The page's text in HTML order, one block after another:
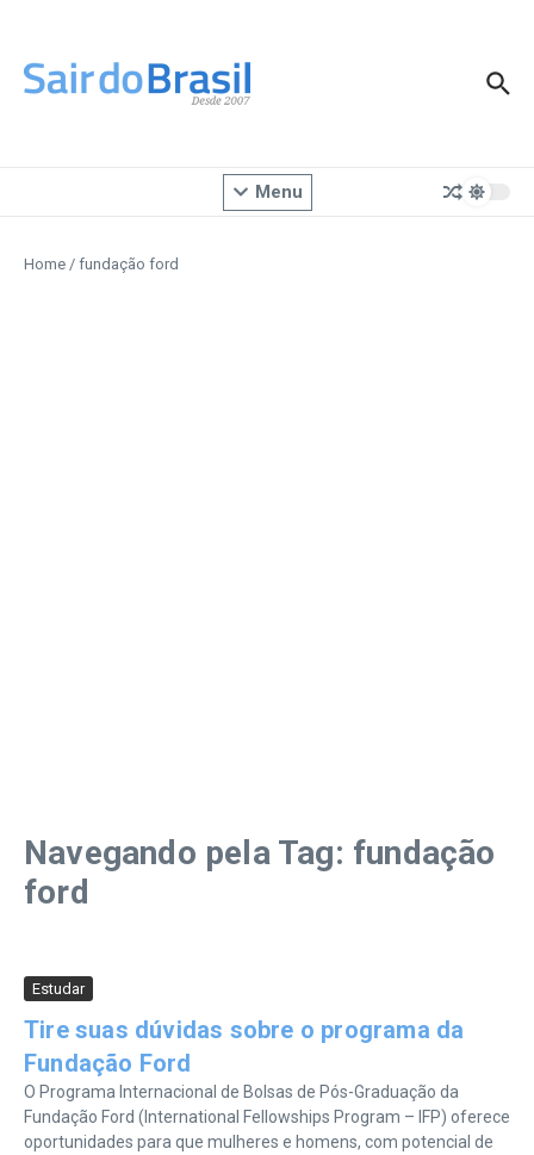
Menu
Home / fundação ford
Navegando pela Tag: fundação
ford
Estudar
Tire suas dúvidas sobre o programa da
Fundação Ford
O Programa Internacional de Bolsas de Pós-Graduação da
Fundação Ford (International Fellowships Program – IFP) oferece
oportunidades para que mulheres e homens, com potencial de